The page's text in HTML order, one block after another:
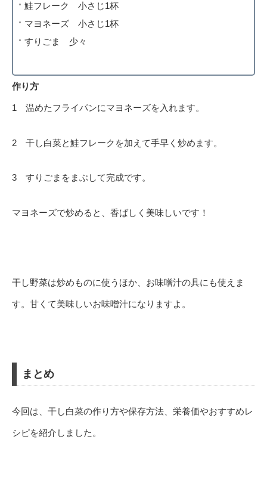
鮭フレーク 小さじ1杯
マヨネーズ 小さじ1杯
すりごま 少々
作り方
1 温めたフライパンにマヨネーズを入れます。
2 干し白菜と鮭フレークを加えて手早く炒めます。
3 すりごまをまぶして完成です。
マヨネーズで炒めると、香ばしく美味しいです！
干し野菜は炒めものに使うほか、お味噌汁の具にも使えま
す。甘くて美味しいお味噌汁になりますよ。
まとめ
今回は、干し白菜の作り方や保存方法、栄養価やおすすめレ
シピを紹介しました。